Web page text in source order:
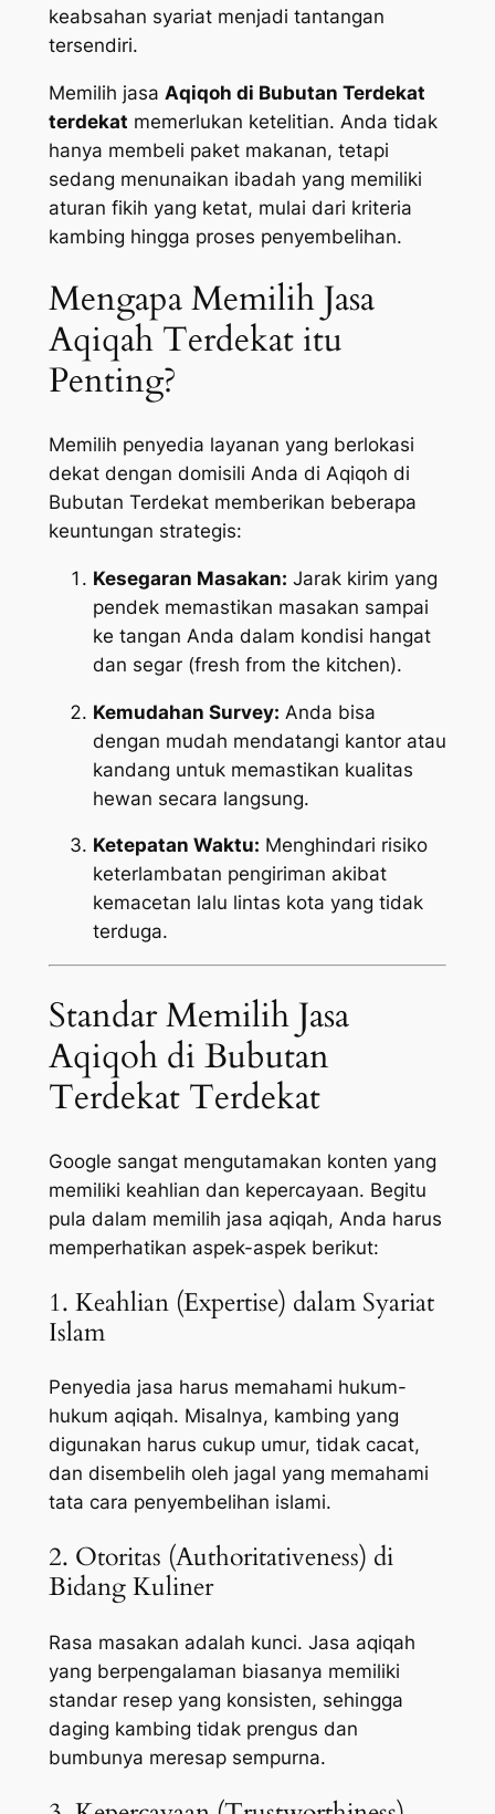
keabsahan syariat menjadi tantangan
tersendiri.
Memilih jasa Aqiqoh di Bubutan Terdekat
terdekat memerlukan ketelitian. Anda tidak
hanya membeli paket makanan, tetapi
sedang menunaikan ibadah yang memiliki
aturan fikih yang ketat, mulai dari kriteria
kambing hingga proses penyembelihan.
Mengapa Memilih Jasa
Aqiqah Terdekat itu
Penting?
Memilih penyedia layanan yang berlokasi
dekat dengan domisili Anda di Aqiqoh di
Bubutan Terdekat memberikan beberapa
keuntungan strategis:
Kesegaran Masakan: Jarak kirim yang
pendek memastikan masakan sampai
ke tangan Anda dalam kondisi hangat
dan segar (fresh from the kitchen).
Kemudahan Survey: Anda bisa
dengan mudah mendatangi kantor atau
kandang untuk memastikan kualitas
hewan secara langsung.
Ketepatan Waktu: Menghindari risiko
keterlambatan pengiriman akibat
kemacetan lalu lintas kota yang tidak
terduga.
Standar Memilih Jasa
Aqiqoh di Bubutan
Terdekat Terdekat
Google sangat mengutamakan konten yang
memiliki keahlian dan kepercayaan. Begitu
pula dalam memilih jasa aqiqah, Anda harus
memperhatikan aspek-aspek berikut:
1. Keahlian (Expertise) dalam Syariat
Islam
Penyedia jasa harus memahami hukum-
hukum aqiqah. Misalnya, kambing yang
digunakan harus cukup umur, tidak cacat,
dan disembelih oleh jagal yang memahami
tata cara penyembelihan islami.
2. Otoritas (Authoritativeness) di
Bidang Kuliner
Rasa masakan adalah kunci. Jasa aqiqah
yang berpengalaman biasanya memiliki
standar resep yang konsisten, sehingga
daging kambing tidak prengus dan
bumbunya meresap sempurna.